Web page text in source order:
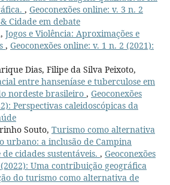
, Geoconexões online: v. 3 n. 2
Cidade em debate
Jogos e Violência: Aproximações e
, Geoconexões online: v. 1 n. 2 (2021):
Dias, Filipe da Silva Peixoto,
entre hanseníase e tuberculose em
nordeste brasileiro , Geoconexões
Perspectivas caleidoscópicas da
Souto, Turismo como alternativa
urbano: a inclusão de Campina
cidades sustentáveis. , Geoconexões
Uma contribuição geográfica
do turismo como alternativa de